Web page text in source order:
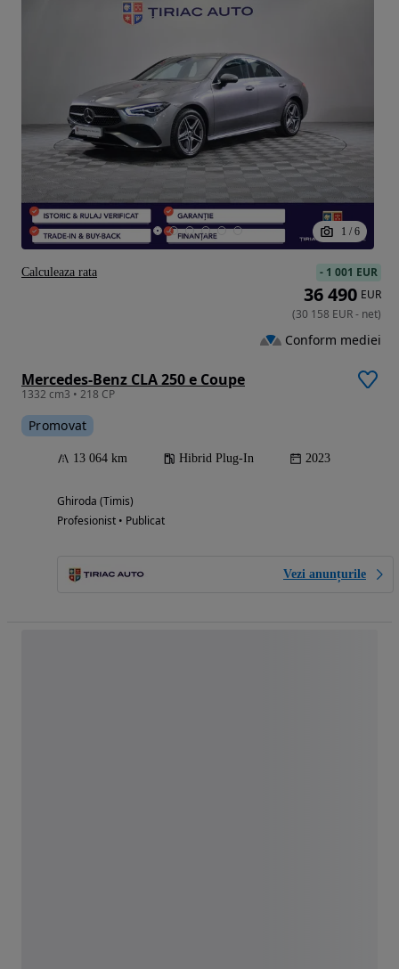
1 / 6
Mercedes-Benz CLA 250 e Coupe
1332 cm3 • 218 CP
Promovat
13 064 km Hibrid Plug-In 2023
Ghiroda (Timis)
Profesionist • Publicat
Vezi anunțurile
- 1 001 EUR
36 490 EUR
(30 158 EUR- net)
Conform mediei
Calculeaza rata